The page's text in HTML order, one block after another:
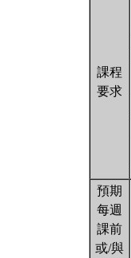
課程
要求
預期
每週
課前
或/與